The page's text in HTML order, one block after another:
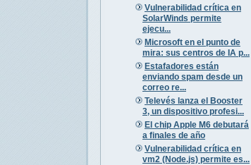
Vulnerabilidad crítica en
SolarWinds permite
ejecu...
Microsoft en el punto de
mira: sus centros de IA p...
Estafadores están
enviando spam desde un
correo re...
Televés lanza el Booster
3, un dispositivo profesi...
El chip Apple M6 debutará
a finales de año
Vulnerabilidad crítica en
vm2 (Node.js) permite es...